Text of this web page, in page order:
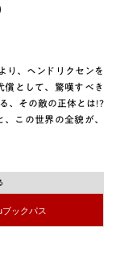
り、ヘンドリクセンを
として、驚嘆すべき
、その敵の正体とは!?
この世界の全貌が、
ブックパス